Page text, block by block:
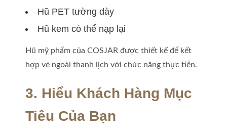
Hũ PET tường dày
Hũ kem có thể nạp lại
Hũ mỹ phẩm của COSJAR được thiết kế để kết
hợp vẻ ngoài thanh lịch với chức năng thực tiễn.
3. Hiểu Khách Hàng Mục
Tiêu Của Bạn